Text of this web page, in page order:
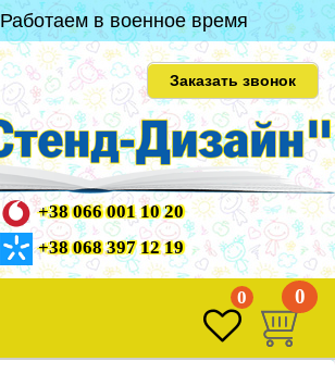
Работаем в военное время
Заказать звонок
+38 066 001 10 20
+38 068 397 12 19
0 0